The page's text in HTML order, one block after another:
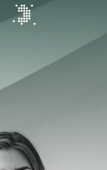
Diplomat Communications